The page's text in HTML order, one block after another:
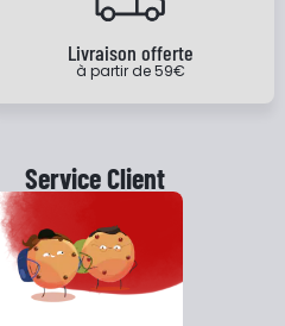
Livraison offerte
à partir de 59€
Service Client
Garantie 3 ans
CGV